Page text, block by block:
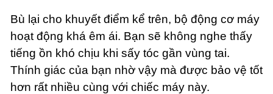
Bù lại cho khuyết điểm kể trên, bộ động cơ máy
hoạt động khá êm ái. Bạn sẽ không nghe thấy
tiếng ồn khó chịu khi sấy tóc gần vùng tai.
Thính giác của bạn nhờ vậy mà được bảo vệ tốt
hơn rất nhiều cùng với chiếc máy này.